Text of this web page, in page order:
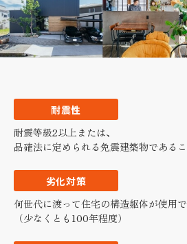
耐震性
耐震等級2以上または、
品確法に定められる免震建築物である
劣化対策
何世代に渡って住宅の構造躯体が使用
（少なくとも100年程度）